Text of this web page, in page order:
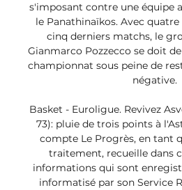
s'imposant contre une équipe
le Panathinaïkos. Avec
cinq derniers matchs, le
Gianmarco Pozzecco se doit
championnat sous peine de
négative.
Basket - Euroligue. Revivez
73): pluie de trois points à
compte Le Progrès, en tant
traitement, recueille dans
informations qui sont
informatisé par son Service